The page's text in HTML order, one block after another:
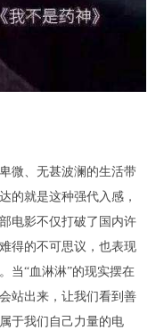
微、无甚波澜的生活带
的就是这种强代入感，
电影不仅打破了国内许
得的不可思议，也表现
当“血淋淋”的现实摆在
站出来，让我们看到善
于我们自己力量的电